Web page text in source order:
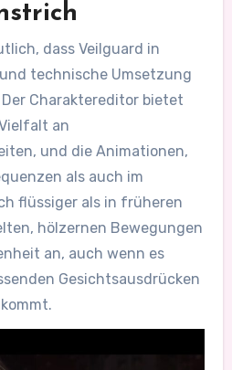
dass Veilguard in
technische Umsetzung
Charaktereditor bietet
an
und die Animationen,
als auch im
flüssiger als in früheren
hölzernen Bewegungen
an, auch wenn es
Gesichtsausdrücken